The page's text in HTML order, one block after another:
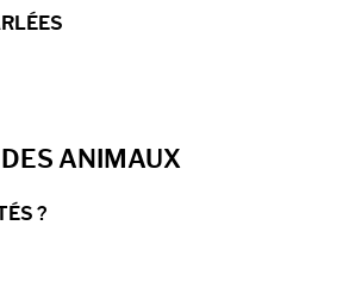
ANIMAUX
?